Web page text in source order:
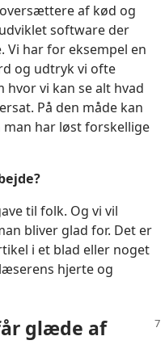
af kød og
software der
Vi har for eksempel en
og udtryk vi ofte
hvor vi kan se alt hvad
På den måde kan
har løst forskellige
til folk. Og vi vil
bliver glad for. Det er
i et blad eller noget
hjerte og
glæde af